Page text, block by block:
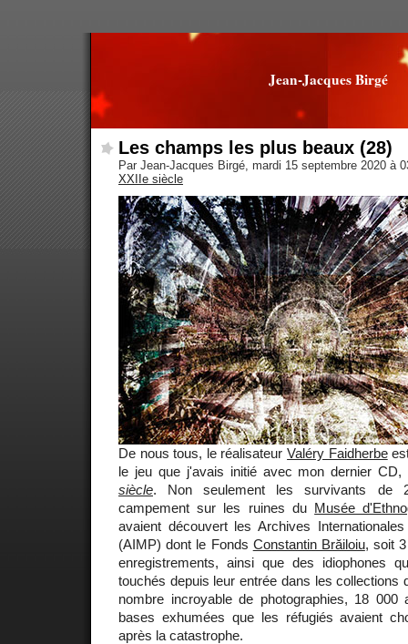
Jean-Jacques Birgé
Les champs les plus beaux (28)
Par Jean-Jacques Birgé, mardi 15 septembre 2020 à
XXIIe siècle
De nous tous, le réalisateurValéry Faidherbe
le jeu que j'avais initié avec mon dernier CD,
siècle. Non seulement les survivants de
campement sur les ruines du Musée
avaient découvert les Archives
(AIMP) dont le Fonds Constantin Brăiloiu, soit
enregistrements, ainsi que des idiophones
touchés depuis leur entrée dans les collections
nombre incroyable de photographies, 18
bases exhumées que les réfugiés avaient
après la catastrophe.